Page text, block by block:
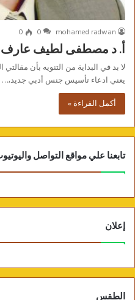
mohamed radwan
0
0
أ. د مصطفى لطيف عارف
لا بد في البداية من التنويه بأن
يعني ادعاء تأسيس جنس أدبي جديد،…
أكمل القراءة »
تابعنا علي مواقع التواصل
إعلان
الطقس